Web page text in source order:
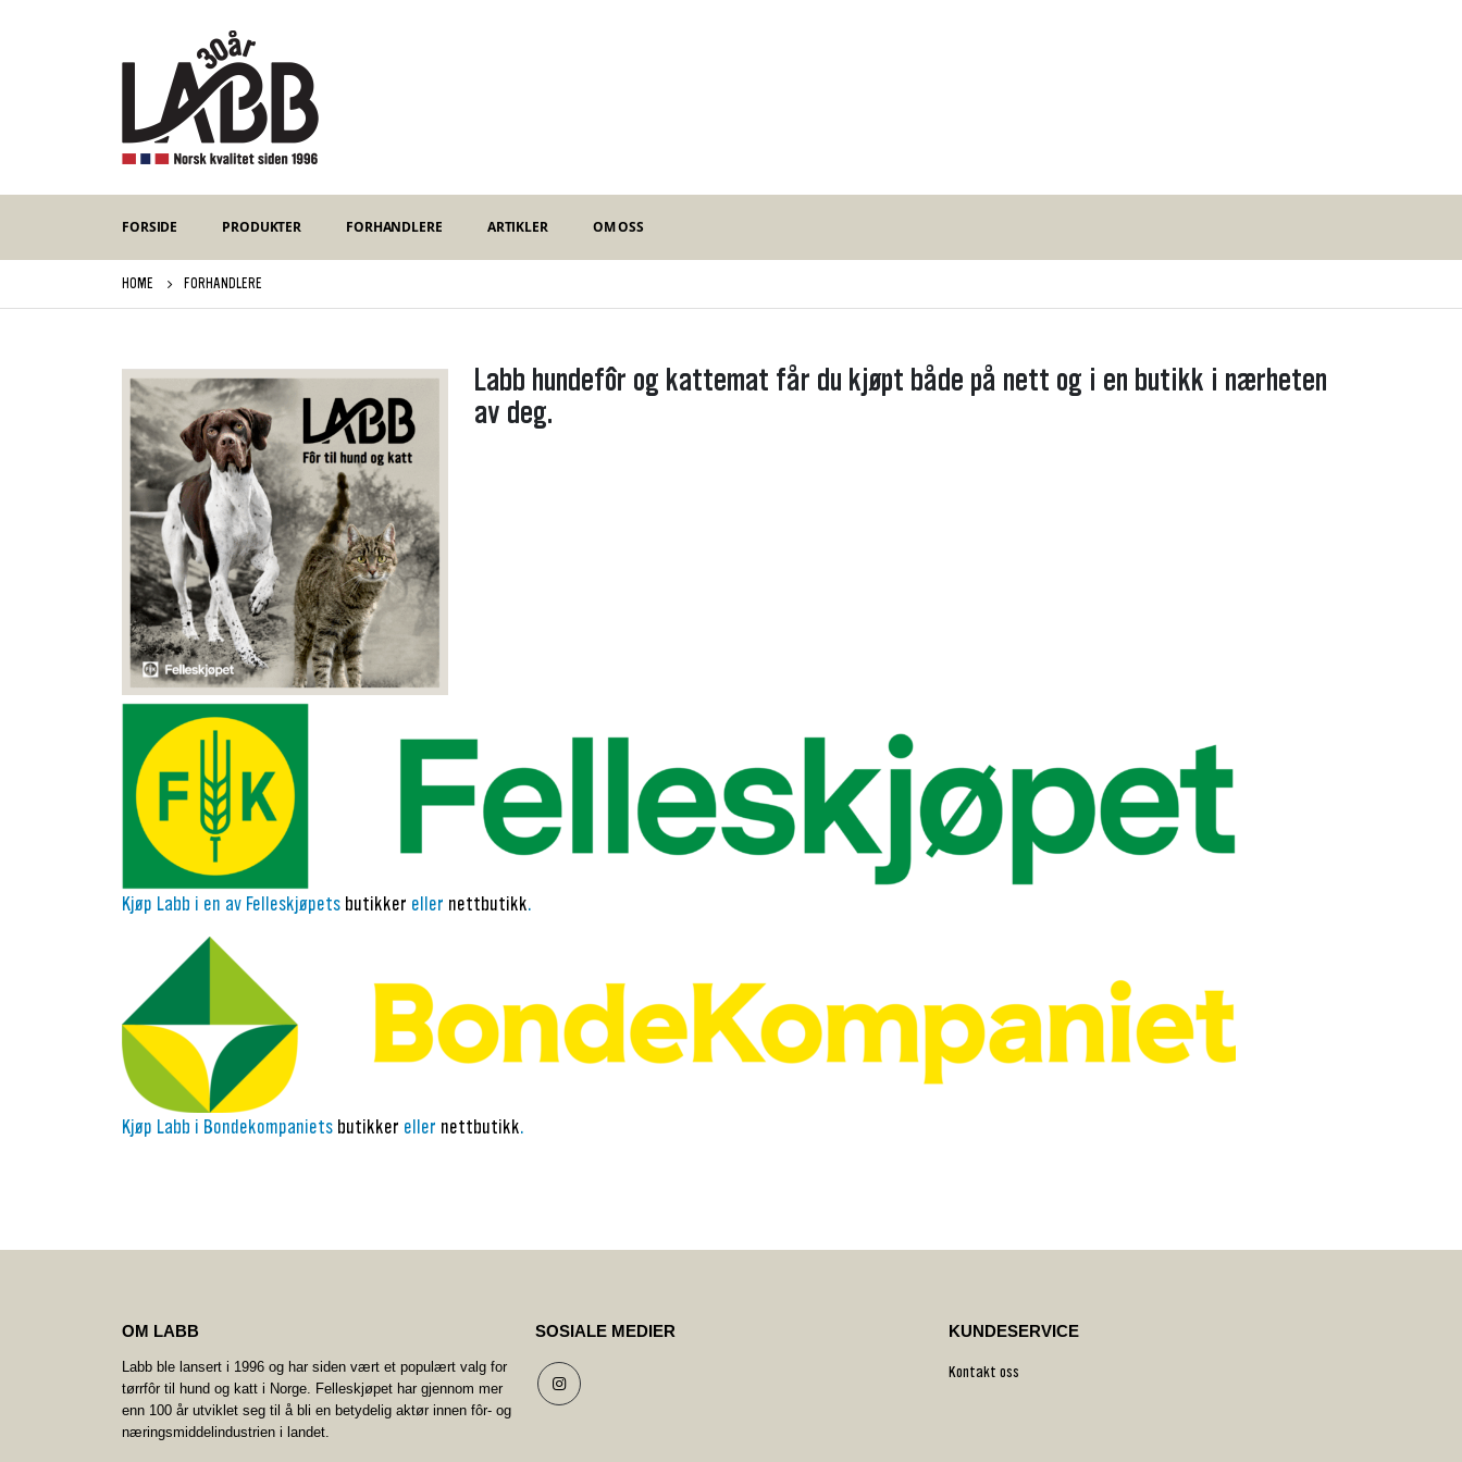
FORSIDE PRODUKTER FORHANDLERE ARTIKLER OM OSS
HOME FORHANDLERE
Labb hundefôr og kattemat får du kjøpt både på nett og i en butikk i nærheten
av deg.
Kjøp Labb i en av Felleskjøpets butikker eller nettbutikk.
Kjøp Labb i Bondekompaniets butikker eller nettbutikk.
OM LABB
Labb ble lansert i 1996 og har siden vært et populært valg for
tørrfôr til hund og katt i Norge. Felleskjøpet har gjennom mer
enn 100 år utviklet seg til å bli en betydelig aktør innen fôr- og
næringsmiddelindustrien i landet.
SOSIALE MEDIER KUNDESERVICE
Kontakt oss